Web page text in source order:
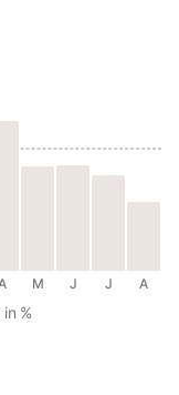
M J J A
%